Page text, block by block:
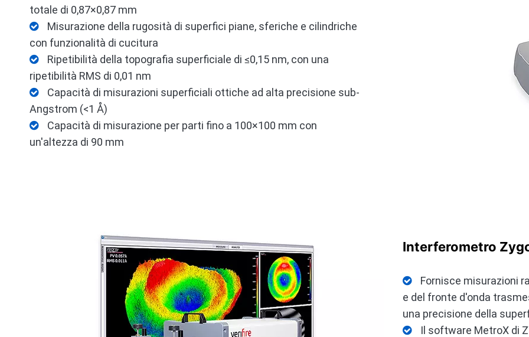
totale di 0,87×0,87 mm
 Misurazione della rugosità di superfici piane, sferiche e cilindriche
con funzionalità di cucitura
 Ripetibilità della topografia superficiale di ≤0,15 nm, con una
ripetibilità RMS di 0,01 nm
 Capacità di misurazioni superficiali ottiche ad alta precisione sub-
Angstrom (<1 Å)
 Capacità di misurazione per parti fino a 100×100 mm con
un'altezza di 90 mm
Interferometro
 Fornisce misurazioni
e del fronte d'onda
una precisione della

Il software MetroX di